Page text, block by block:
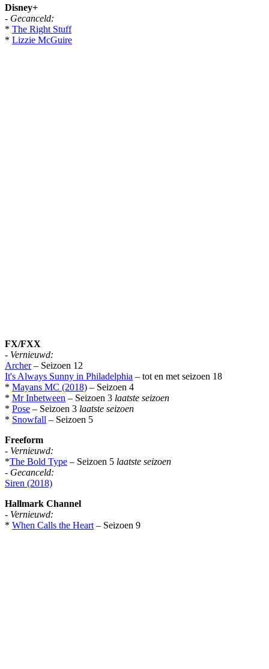
Disney+
- Gecanceld:
* The Right Stuff
* Lizzie McGuire
FX/FXX
- Vernieuwd:
Archer– Seizoen 12
It's Always Sunny in Philadelphia – tot en met seizoen 18
* Mayans MC (2018) – Seizoen 4
* Mr Inbetween – Seizoen 3 laatste seizoen
* Pose – Seizoen 3 laatste seizoen
* Snowfall – Seizoen 5
Freeform
- Vernieuwd:
*The Bold Type – Seizoen 5 laatste seizoen
- Gecanceld:
Siren (2018)
Hallmark Channel
- Vernieuwd:
* When Calls the Heart – Seizoen 9